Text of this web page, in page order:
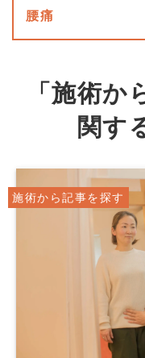
腰痛
「施術か
関す
施術から記事を探す